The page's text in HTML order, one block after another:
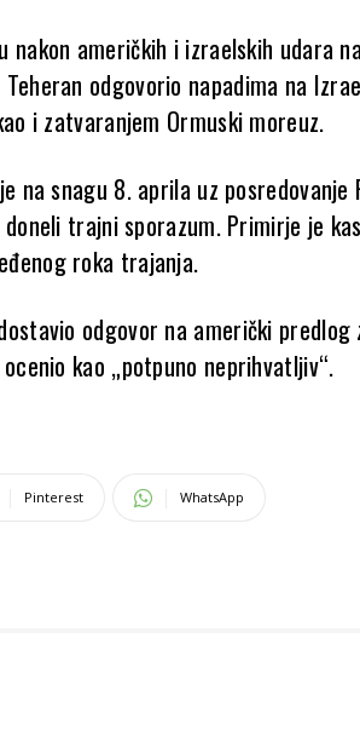
nakon američkih i izraelskih udara
odgovorio napadima na
i zatvaranjem Ormuski moreuz.
na snagu 8. aprila uz posredovanje
trajni sporazum. Primirje je
roka trajanja.
odgovor na američki predlog
kao „potpuno neprihvatljiv“.
Pinterest WhatsApp